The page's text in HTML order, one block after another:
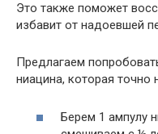
Это также поможет
избавит от надоевшей
Предлагаем
ниацина, которая точно
Берем 1 ампулу